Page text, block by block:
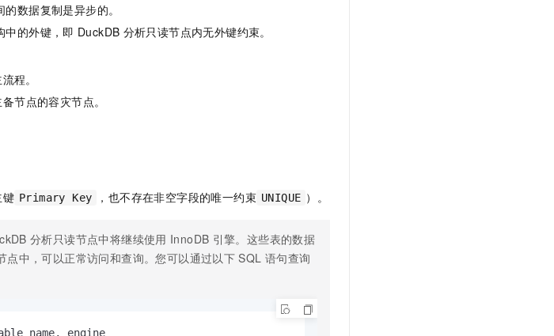
数据复制是异步的。
中的外键，即 DuckDB 分析只读节点内无外键约束。
程。
备节点的容灾节点。
键 Primary Key ，也不存在非空字段的唯一约束 UNIQUE ）。
分析只读节点中将继续使用 InnoDB 引擎。这些表的数据
点中，可以正常访问和查询。您可以通过以下 SQL 语句查询